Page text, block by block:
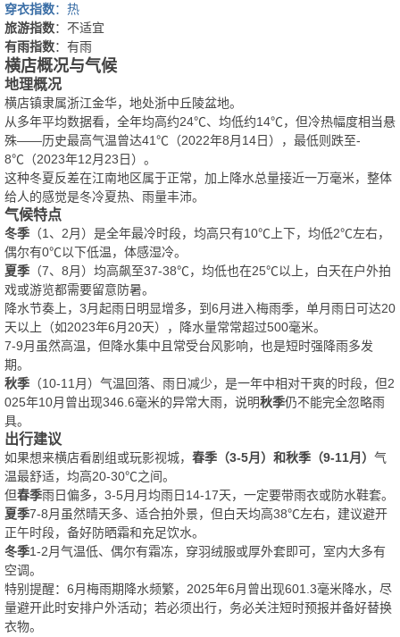
穿衣指数：热
旅游指数：不适宜
有雨指数：有雨
横店概况与气候
地理概况
横店镇隶属浙江金华，地处浙中丘陵盆地。
从多年平均数据看，全年均高约24℃、均低约14℃，但冷热幅度相当悬
殊——历史最高气温曾达41℃（2022年8月14日），最低则跌至-
8℃（2023年12月23日）。
这种冬夏反差在江南地区属于正常，加上降水总量接近一万毫米，整体
给人的感觉是冬冷夏热、雨量丰沛。
气候特点
冬季 （1、2月）是全年最冷时段，均高只有10℃上下，均低2℃左右，
偶尔有0℃以下低温，体感湿冷。
夏季 （7、8月）均高飙至37-38℃，均低也在25℃以上，白天在户外拍
戏或游览都需要留意防暑。
降水节奏上，3月起雨日明显增多，到6月进入梅雨季，单月雨日可达20
天以上（如2023年6月20天），降水量常常超过500毫米。
7-9月虽然高温，但降水集中且常受台风影响，也是短时强降雨多发
期。
秋季 （10-11月）气温回落、雨日减少，是一年中相对干爽的时段，但2
025年10月曾出现346.6毫米的异常大雨，说明秋季仍不能完全忽略雨
具。
出行建议
如果想来横店看剧组或玩影视城， 春季 （3-5月）和秋季 （9-11月） 气
温最舒适，均高20-30℃之间。
但春季雨日偏多，3-5月月均雨日14-17天，一定要带雨衣或防水鞋套。
夏季7-8月虽然晴天多、适合拍外景，但白天均高38℃左右，建议避开
正午时段，备好防晒霜和充足饮水。
冬季1-2月气温低、偶尔有霜冻，穿羽绒服或厚外套即可，室内大多有
空调。
特别提醒：6月梅雨期降水频繁，2025年6月曾出现601.3毫米降水，尽
量避开此时安排户外活动；若必须出行，务必关注短时预报并备好替换
衣物。